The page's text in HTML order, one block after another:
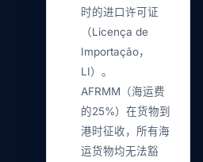
时的进口许可证
（Licença de
Importação，
LI）。
AFRMM（海运费
的25%）在货物到
港时征收，所有海
运货物均无法豁